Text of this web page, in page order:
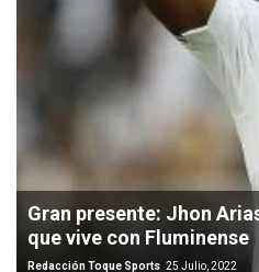
Gran presente: Jhon
que vive con Fluminense
Redacción Toque Sports 25 Julio, 2022